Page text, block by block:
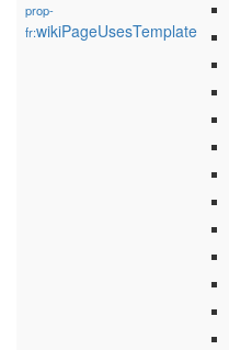
prop-
fr:wikiPageUsesTemplate